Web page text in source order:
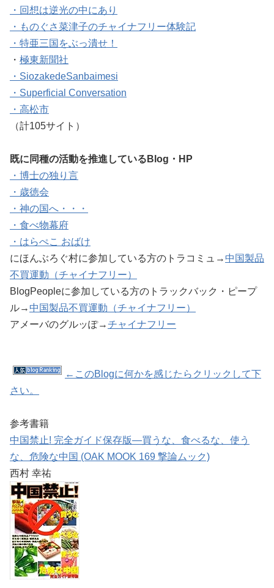
・回想は逆光の中にあり
・ものぐさ菜津子のチャイナフリー体験記
・特亜三国をぶっ潰せ！
・ 極東新聞社
・SiozakedeSanbaimesi
・Superficial Conversation
・高松市
（計105サイト）
既に同種の活動を推進しているBlog・HP
・博士の独り言
・歳徳会
・神の国へ・・・
・食べ物幕府
・はらぺこ おばけ
にほんぶろぐ村に参加している方のトラコミュ→ 中国製品
不買運動（チャイナフリー）
BlogPeopleに参加している方のトラックバック・ピープ
ル→ 中国製品不買運動（チャイナフリー）
アメーバのグルッぽ→チャイナフリー
←このBlogに何かを感じたらクリックして下
さい。
参考書籍
中国禁止! 完全ガイド保存版―買うな、食べるな、使う
な、危険な中国 (OAK MOOK 169 撃論ムック)
西村 幸祐